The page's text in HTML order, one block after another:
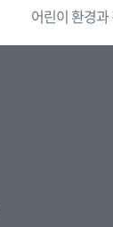
어린이 환경과